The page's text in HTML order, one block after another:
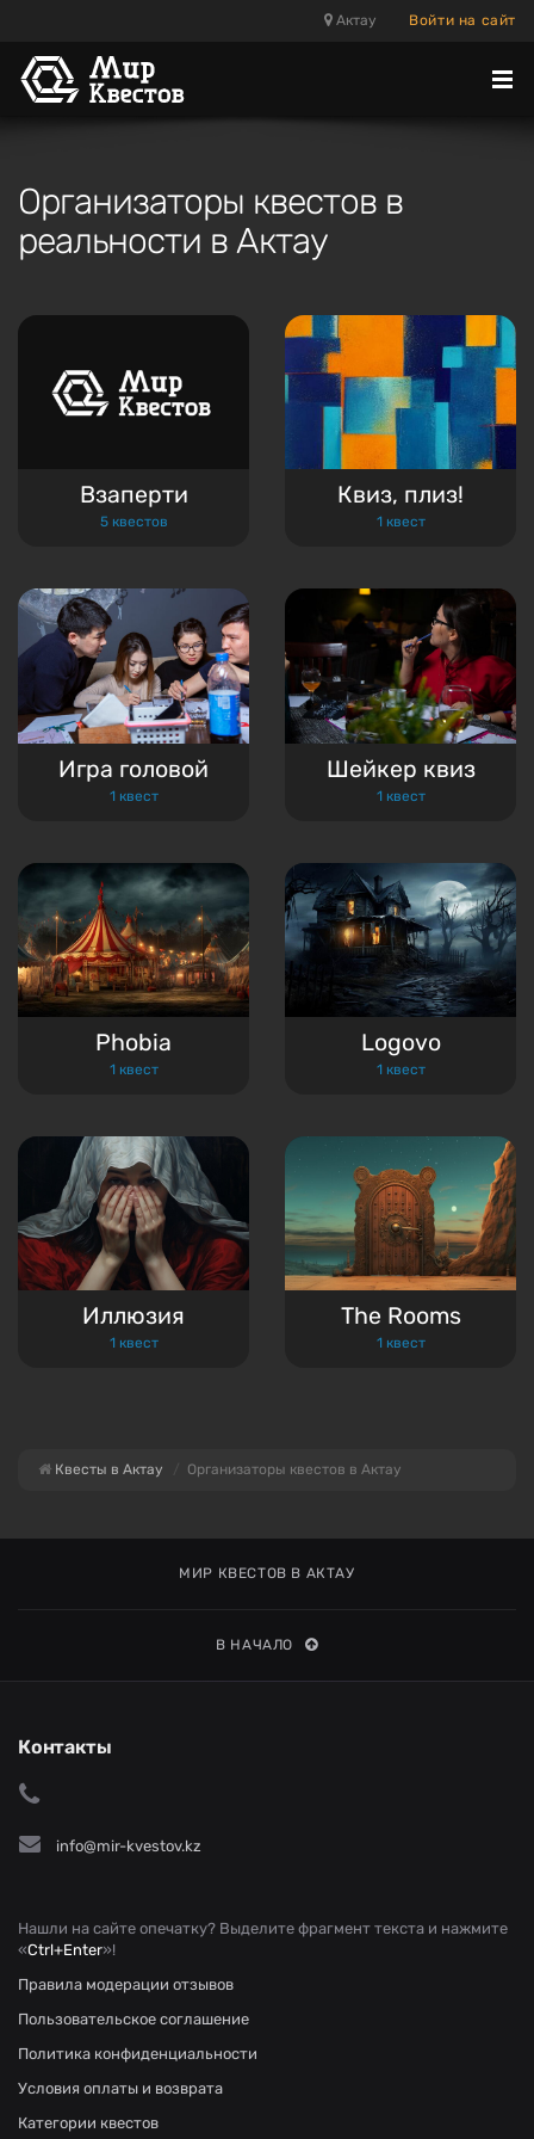
Актау Войти на сайт
Организаторы квестов в
реальности в Актау
Взаперти
5 квестов
Квиз, плиз!
1 квест
Игра головой
1 квест
Шейкер квиз
1 квест
Phobia
1 квест
Logovo
1 квест
Иллюзия
1 квест
The Rooms
1 квест
Квесты в Актау Организаторы квестов в Актау
МИР КВЕСТОВ В АКТАУ
В НАЧАЛО
Контакты
info@mir-kvestov.kz
Нашли на сайте опечатку? Выделите фрагмент текста и нажмите
«Ctrl+Enter»!
Правила модерации отзывов
Пользовательское соглашение
Политика конфиденциальности
Условия оплаты и возврата
Категории квестов